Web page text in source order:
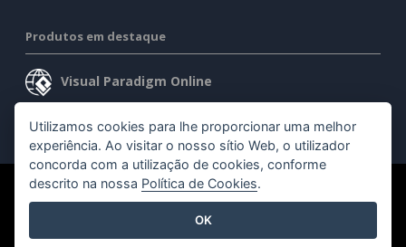
Produtos em destaque
Visual Paradigm Online
Visual Paradigm Desktop
©2026 by Visual Paradigm. Todos os direitos reservados.
Utilizamos cookies para lhe proporcionar uma melhor
experiência. Ao visitar o nosso sítio Web, o utilizador
concorda com a utilização de cookies, conforme
descrito na nossa Política de Cookies.
OK